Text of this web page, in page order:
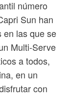
número
Sun han
en las que se
Multi-Serve
a todos,
en un
con